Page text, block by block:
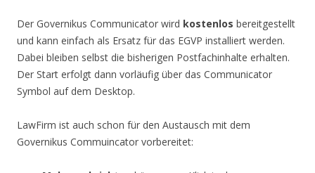
Der Governikus Communicator wird kostenlos bereitgestellt
und kann einfach als Ersatz für das EGVP installiert werden.
Dabei bleiben selbst die bisherigen Postfachinhalte erhalten.
Der Start erfolgt dann vorläufig über das Communicator
Symbol auf dem Desktop.
LawFirm ist auch schon für den Austausch mit dem
Governikus Commuincator vorbereitet: